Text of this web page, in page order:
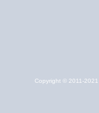
Copyright © 2011-